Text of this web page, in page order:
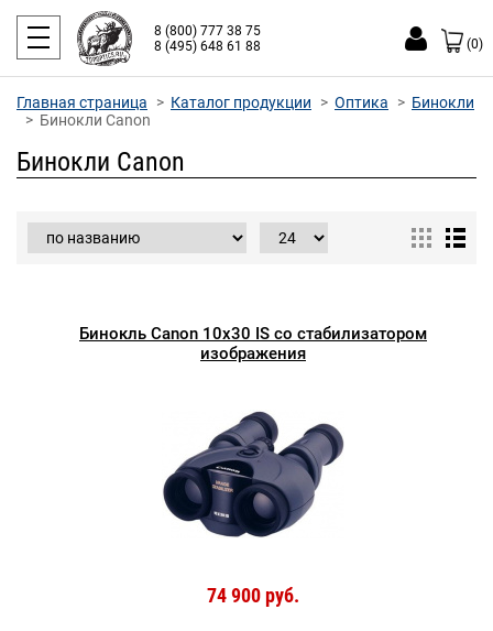
8 (800) 777 38 75
8 (495) 648 61 88
(0)
Главная страница Каталог продукции Оптика
Бинокли
Бинокли Canon
Бинокли Canon
Бинокль Canon 10x30 IS со стабилизатором
изображения
74 900 руб.